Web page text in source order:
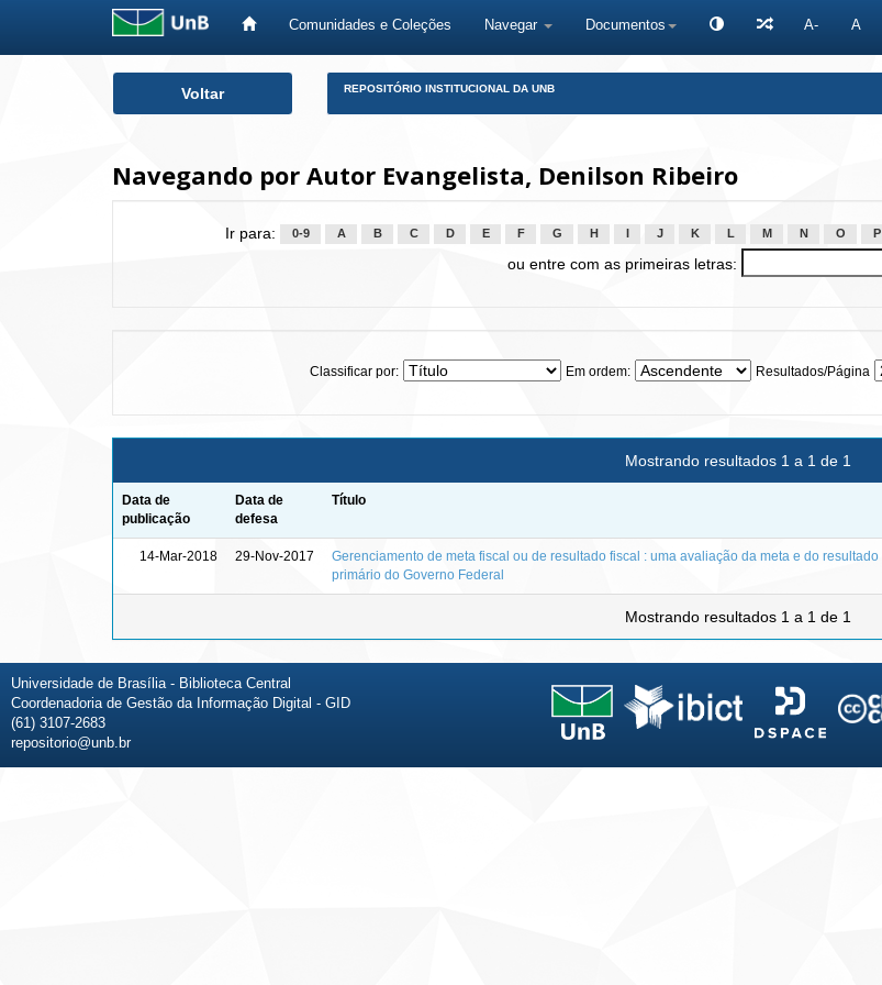
Comunidades e Coleções Navegar Documentos A- A
Voltar REPOSITÓRIO INSTITUCIONAL DA UNB
Navegando por Autor Evangelista, Denilson Ribeiro
Ir para: 0-9 A B C D E F G H J K L M N O P
ou entre com as primeiras letras:
Classificar por: Em ordem: Resultados/Página
Mostrando resultados 1 a 1 de 1
Data de
publicação
Data de
defesa
Título
14-Mar-2018 29-Nov-2017
Gerenciamento de meta fiscal ou de resultado fiscal : uma avaliação da meta e do resultado
primário do Governo Federal
Mostrando resultados 1 a 1 de 1
Universidade de Brasília - Biblioteca Central
Coordenadoria de Gestão da Informação Digital - GID
(61) 3107-2683
repositorio@unb.br